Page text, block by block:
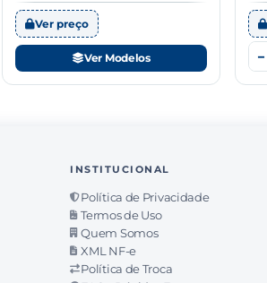
Ver preço
Ver Modelos −
INSTITUCIONAL
Política de Privacidade
Termos de Uso
Quem Somos
XML NF-e
Política de Troca